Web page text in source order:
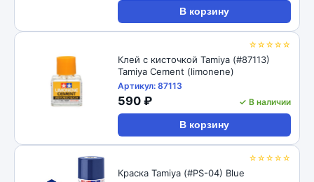
В корзину
☆☆☆☆☆
Клей с кисточкой Tamiya (#87113)
Tamiya Cement (limonene)
Артикул: 87113
590 ₽ ✓ В наличии
В корзину
☆☆☆☆☆
Краска Tamiya (#PS-04) Blue